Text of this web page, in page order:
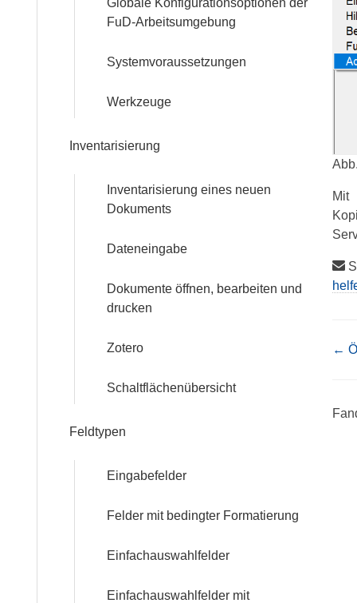
Community
Referenzen
Globale Konfigurationsoptionen der
FuD-Arbeitsumgebung
Systemvoraussetzungen
Werkzeuge
Inventarisierung
Inventarisierung eines neuen
Dokuments
Dateneingabe
Dokumente öffnen, bearbeiten und
drucken
Zotero
Schaltflächenübersicht
Feldtypen
Eingabefelder
Felder mit bedingter Formatierung
Einfachauswahlfelder
Einfachauswahlfelder mit
Mit
←